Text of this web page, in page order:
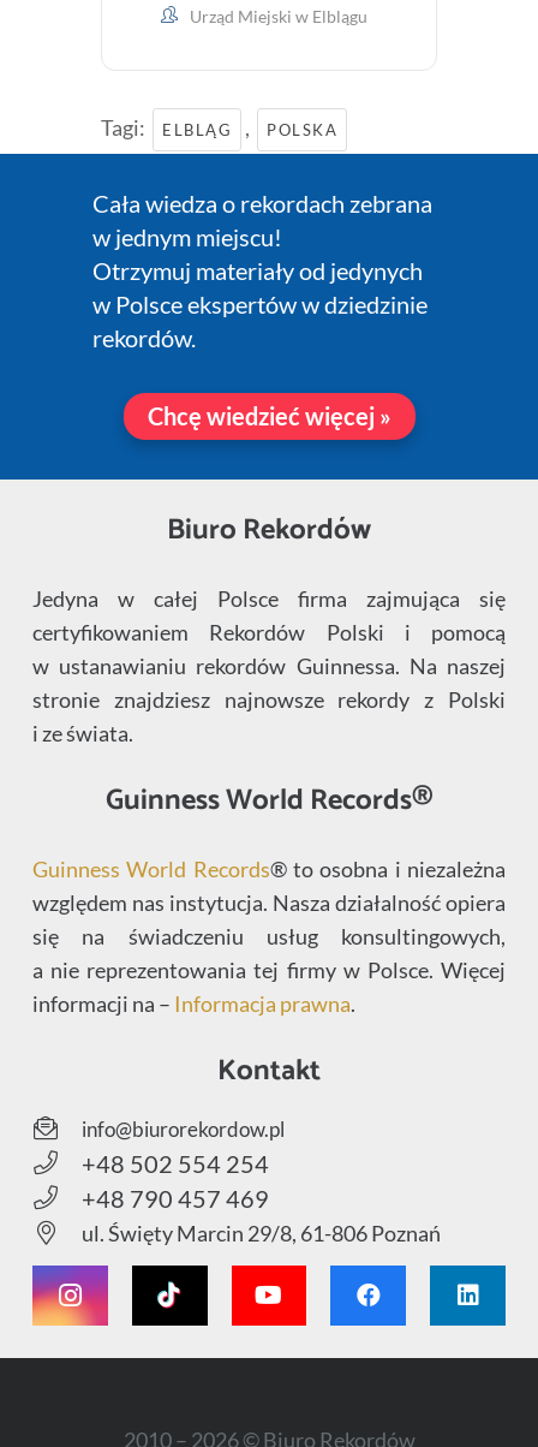
Urząd Miejski w Elblągu
Tagi: ELBLĄG , POLSKA
Cała wiedza o rekordach zebrana
w jednym miejscu!
Otrzymuj materiały od jedynych
w Polsce ekspertów w dziedzinie
rekordów.
Chcę wiedzieć więcej »
Biuro Rekordów
Jedyna w całej Polsce firma zajmująca się
certyfikowaniem Rekordów Polski i pomocą
w ustanawianiu rekordów Guinnessa. Na naszej
stronie znajdziesz najnowsze rekordy z Polski
i ze świata.
Guinness World Records®
Guinness World Records® to osobna i niezależna
względem nas instytucja. Nasza działalność opiera
się na świadczeniu usług konsultingowych,
a nie reprezentowania tej firmy w Polsce. Więcej
informacji na – Informacja prawna.
Kontakt
info@biurorekordow.pl
+48 502 554 254
+48 790 457 469
ul. Święty Marcin 29/8, 61-806 Poznań
2010 – 2026 © Biuro Rekordów